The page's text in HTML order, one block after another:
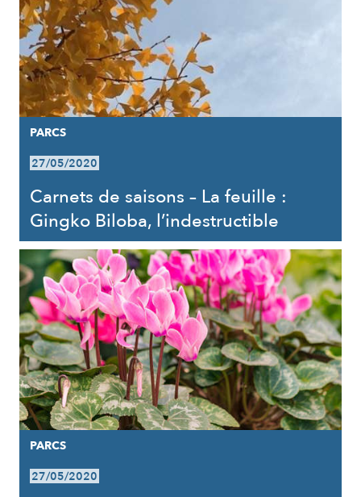
PARCS
27/05/2020
Carnets de saisons – La feuille :
Gingko Biloba, l’indestructible
PARCS
27/05/2020